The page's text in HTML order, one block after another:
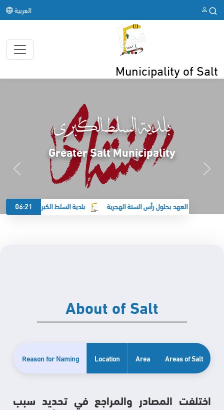
العربية
Municipality of Salt
بلدية السلط الكبرى
Greater Salt Municipality
06:21 بلدية السلط الكبرى تدعم النشامى
About of Salt
Reason for Naming Location Area Areas of Salt
اختلفت المصادر والمراجع في تحديد سبب